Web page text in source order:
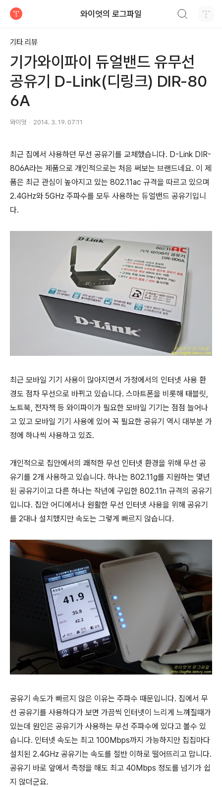
와이엇의 로그파일
기타 리뷰
기가와이파이 듀얼밴드 유무선
공유기 D-Link(디링크) DIR-80
6A
와이엇 2014. 3. 19. 07:11
최근 집에서 사용하던 무선 공유기를 교체했습니다. D-Link DIR-
806A라는 제품으로 개인적으로는 처음 써보는 브랜드네요. 이 제
품은 최근 관심이 높아지고 있는 802.11ac 규격을 따르고 있으며
2.4GHz와 5GHz 주파수를 모두 사용하는 듀얼밴드 공유기입니
다.
최근 모바일 기기 사용이 많아지면서 가정에서의 인터넷 사용 환
경도 점차 무선으로 바뀌고 있습니다. 스마트폰을 비롯해 태블릿,
노트북, 전자책 등 와이파이가 필요한 모바일 기기는 점점 늘어나
고 있고 모바일 기기 사용에 있어 꼭 필요한 공유기 역시 대부분 가
정에 하나씩 사용하고 있죠.
개인적으로 집안에서의 쾌적한 무선 인터넷 환경을 위해 무선 공
유기를 2개 사용하고 있습니다. 하나는 802.11g를 지원하는 몇년
된 공유기이고 다른 하나는 작년에 구입한 802.11n 규격의 공유기
입니다. 집안 어디에서나 원활한 무선 인터넷 사용을 위해 공유기
를 2대나 설치했지만 속도는 그렇게 빠르지 않습니다.
공유기 속도가 빠르지 않은 이유는 주파수 때문입니다. 집에서 무
선 공유기를 사용하다가 보면 가끔씩 인터넷이 느리게 느껴질때가
있는데 원인은 공유기가 사용하는 무선 주파수에 있다고 볼수 있
습니다. 인터넷 속도는 최고 100Mbps까지 가능하지만 집집마다
설치된 2.4GHz 공유기는 속도를 절반 이하로 떨어뜨리고 맙니다.
공유기 바로 앞에서 측정을 해도 최고 40Mbps 정도를 넘기가 쉽
지 않더군요.